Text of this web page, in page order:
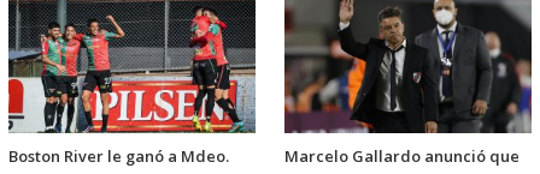
Boston River le ganó a Mdeo.
Marcelo Gallardo anunció que